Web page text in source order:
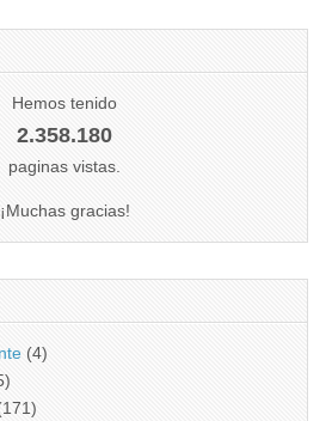
Hemos tenido
2.358.180
paginas vistas.
¡Muchas gracias!
(4)